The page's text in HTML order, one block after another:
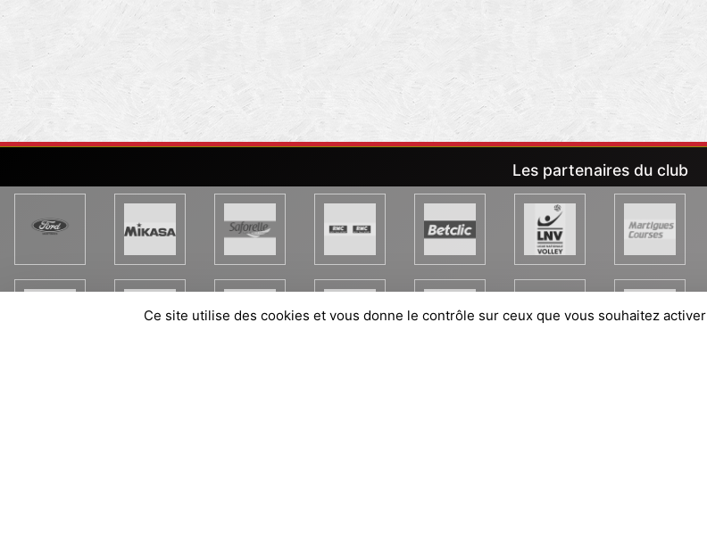
Les partenaires du club
Ce site utilise des cookies et vous donne le contrôle sur ceux que vous souhaitez activer